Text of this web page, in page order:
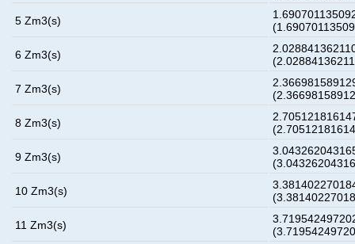
5 Zm3(s)
6 Zm3(s)
7 Zm3(s)
8 Zm3(s)
9 Zm3(s)
10 Zm3(s)
11 Zm3(s)